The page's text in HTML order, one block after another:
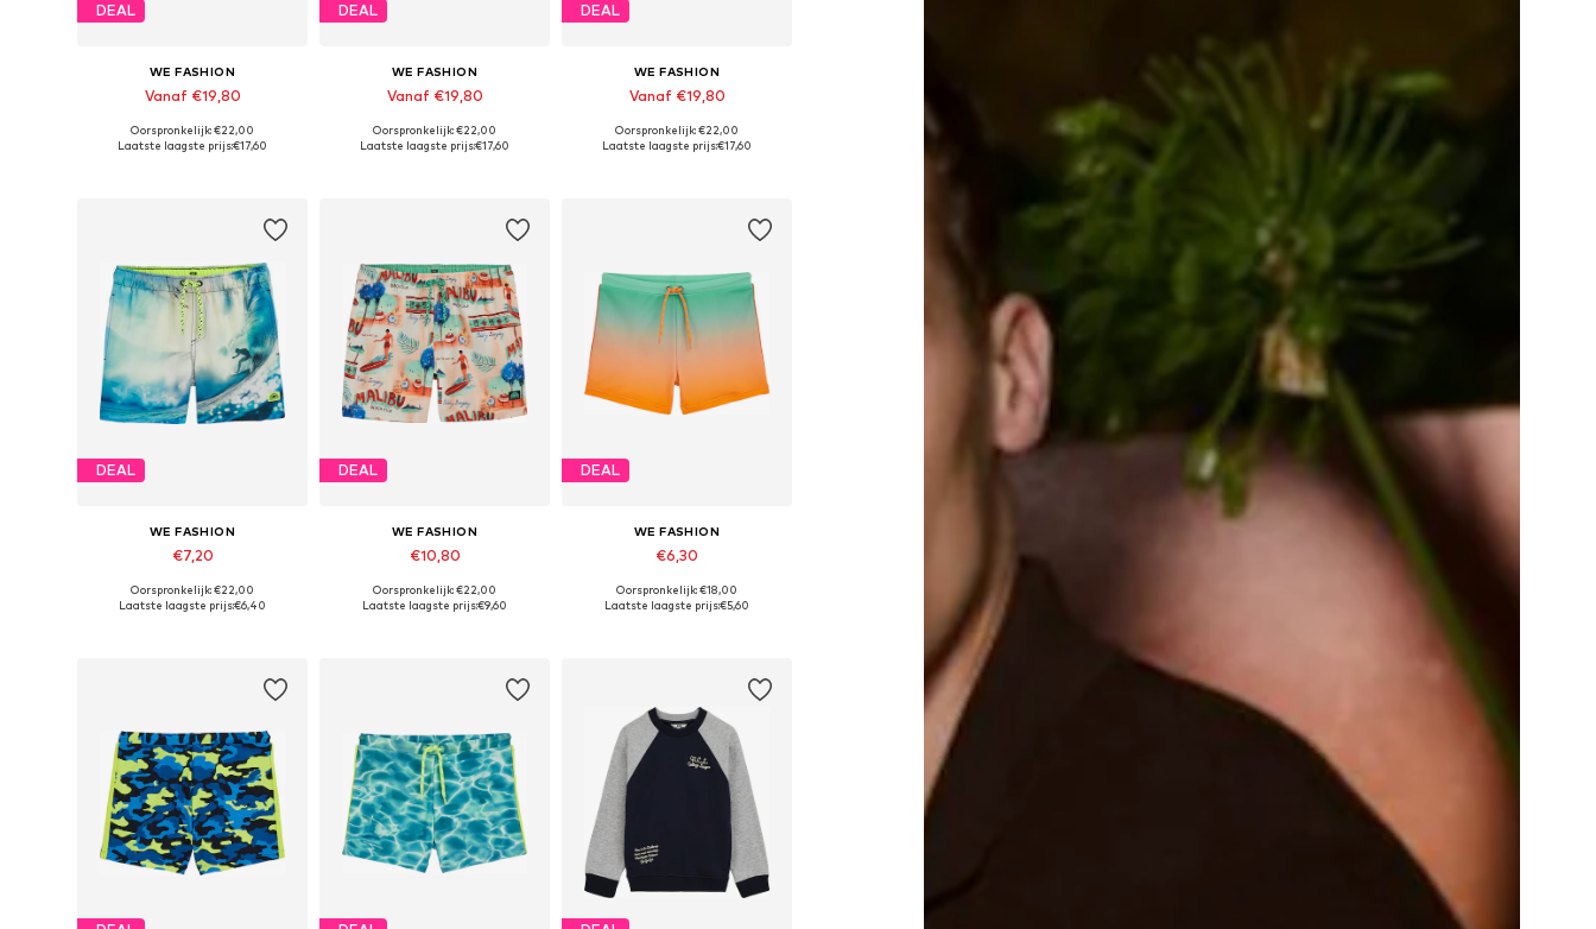
DEAL
WE FASHION
Vanaf €19,80
Beschikbaar in vele maten
Oorspronkelijk: €22,00
Laatste laagste prijs:€17,60
DEAL
WE FASHION
Vanaf €19,80
Beschikbaar in vele maten
Oorspronkelijk: €22,00
Laatste laagste prijs:€17,60
DEAL
WE FASHION
Vanaf €19,80
Beschikbaar in vele maten
Oorspronkelijk: €22,00
Laatste laagste prijs:€17,60
DEAL
WE FASHION
€7,20
Oorspronkelijk: €22,00
Laatste laagste prijs:€6,40
DEAL
WE FASHION
€10,80
Oorspronkelijk: €22,00
Laatste laagste prijs:€9,60
DEAL
WE FASHION
€6,30
Oorspronkelijk: €18,00
Laatste laagste prijs:€5,60